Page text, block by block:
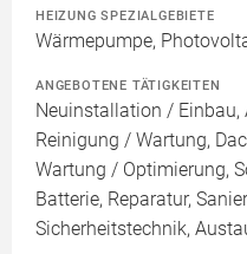
HEIZUNG SPEZIALGEBIETE
Wärmepumpe,
ANGEBOTENE TÄTIGKEITEN
Neuinstallation / Einbau,
Reinigung / Wartung,
Wartung / Optimierung,
Batterie, Reparatur,
Sicherheitstechnik,